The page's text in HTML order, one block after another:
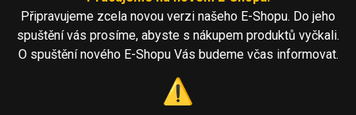
Připravujeme zcela novou verzi našeho E-Shopu. Do jeho
spuštění vás prosíme, abyste s nákupem produktů vyčkali.
O spuštění nového E-Shopu Vás budeme včas informovat.
⚠️